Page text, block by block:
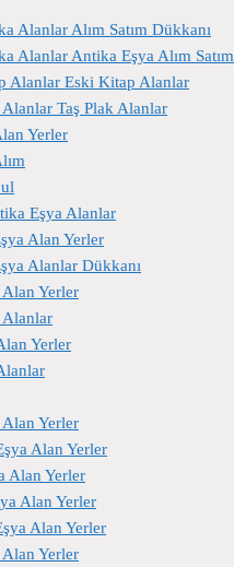
Alanlar Alım Satım Dükkanı
Alanlar Antika Eşya Alım Satım
Alanlar Eski Kitap Alanlar
Taş Plak Alanlar
Yerler
Eşya Alanlar
Alan Yerler
Alanlar Dükkanı
Yerler
Alanlar
Yerler
Yerler
Alan Yerler
Alan Yerler
Alan Yerler
Alan Yerler
Yerler